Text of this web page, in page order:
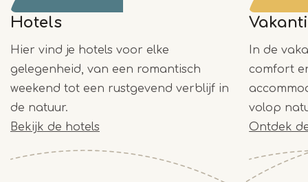
Hotels
Hier vind je hotels voor elke
gelegenheid, van een romantisch
weekend tot een rustgevend verblijf in
de natuur.
Bekijk de hotels
In de
comfort
volop
Ontdek